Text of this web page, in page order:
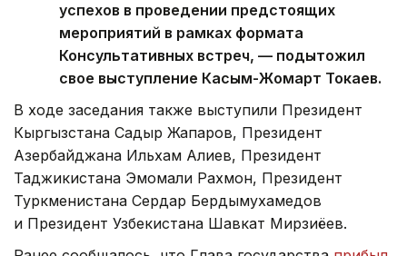
успехов в проведении предстоящих
мероприятий в рамках формата
Консультативных встреч, — подытожил
свое выступление Касым-Жомарт Токаев.
В ходе заседания также выступили Президент
Кыргызстана Садыр Жапаров, Президент
Азербайджана Ильхам Алиев, Президент
Таджикистана Эмомали Рахмон, Президент
Туркменистана Сердар Бердымухамедов
и Президент Узбекистана Шавкат Мирзиёев.